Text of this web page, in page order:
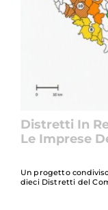
Distretti In
Le Imprese
Un progetto
dieci Distretti del